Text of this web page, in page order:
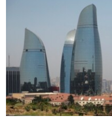
MULTIMEDIA
VIDEO
FOTOQALEREYA
İNFOQRAFIKA
KARIKATURA
RADIO ARXIV
OXU ZALI
AZƏRBAYCAN ƏDƏBIYYATI
İSLAM VƏ DEMOKRATIYA
HAQQIMIZDA
MISSIYAMIZ
PEŞƏ ETIKASI VƏ JURNALISTIKA
BIZI IZLƏ